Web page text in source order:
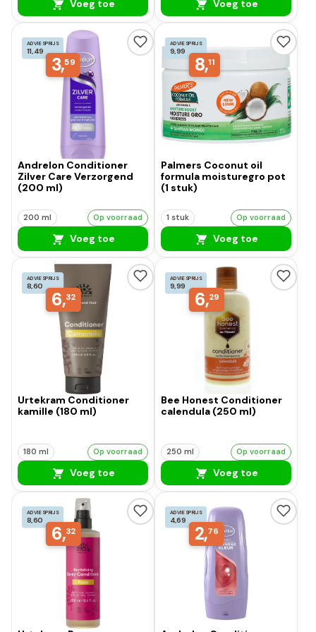
Voeg toe Voeg toe
ADVIESPRIJS
11,49
3,59
Andrelon Conditioner
Zilver Care Verzorgend
(200 ml)
200 ml Op voorraad
Voeg toe
ADVIESPRIJS
9,99
8,11
Palmers Coconut oil
formula moisturegro pot
(1 stuk)
1 stuk Op voorraad
Voeg toe
ADVIESPRIJS
8,60
6,32
Urtekram Conditioner
kamille (180 ml)
180 ml Op voorraad
Voeg toe
ADVIESPRIJS
9,99
6,29
Bee Honest Conditioner
calendula (250 ml)
250 ml Op voorraad
Voeg toe
ADVIESPRIJS
8,60
6,32
ADVIESPRIJS
4,69
2,76